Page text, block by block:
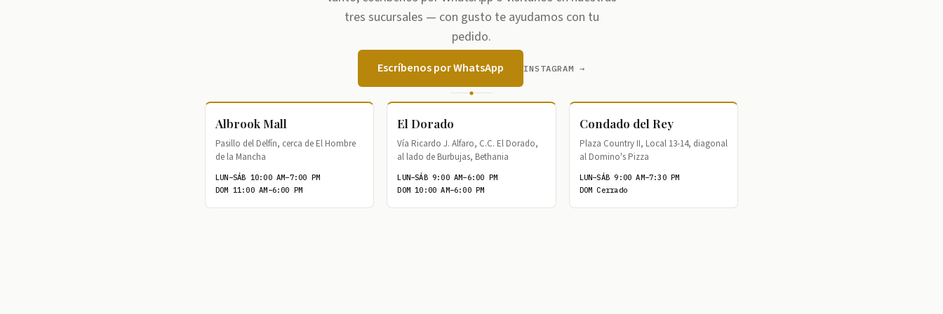
tres sucursales — con gusto te ayudamos con tu
pedido.
Escríbenos por WhatsApp INSTAGRAM →
Albrook Mall
Pasillo del Delfín, cerca de El Hombre
de la Mancha
LUN–SÁB 10:00 AM–7:00 PM
DOM 11:00 AM–6:00 PM
El Dorado
Vía Ricardo J. Alfaro, C.C. El Dorado,
al lado de Burbujas, Bethania
LUN–SÁB 9:00 AM–6:00 PM
DOM 10:00 AM–6:00 PM
Condado del Rey
Plaza Country II, Local 13-14, diagonal
al Domino's Pizza
LUN–SÁB 9:00 AM–7:30 PM
DOM Cerrado